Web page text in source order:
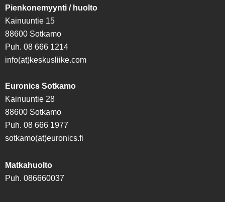
Pienkonemyynti / huolto
Kainuuntie 15
88600 Sotkamo
Puh. 08 666 1214
info(at)keskusliike.com
Euronics Sotkamo
Kainuuntie 28
88600 Sotkamo
Puh. 08 666 1977
sotkamo(at)euronics.fi
Matkahuolto
Puh. 086660037